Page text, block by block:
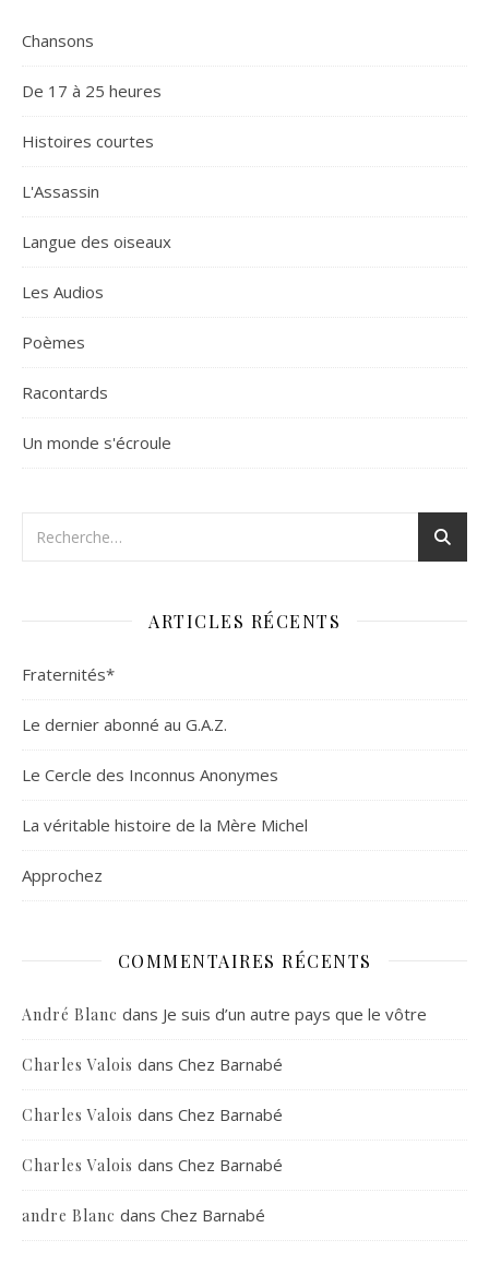
Chansons
De 17 à 25 heures
Histoires courtes
L'Assassin
Langue des oiseaux
Les Audios
Poèmes
Racontards
Un monde s'écroule
ARTICLES RÉCENTS
Fraternités*
Le dernier abonné au G.A.Z.
Le Cercle des Inconnus Anonymes
La véritable histoire de la Mère Michel
Approchez
COMMENTAIRES RÉCENTS
André Blanc dans Je suis d’un autre pays que le vôtre
Charles Valois dans Chez Barnabé
Charles Valois dans Chez Barnabé
Charles Valois dans Chez Barnabé
andre Blanc dans Chez Barnabé